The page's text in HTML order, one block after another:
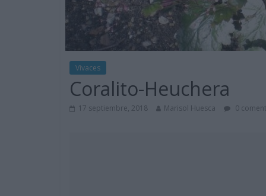
Vivaces
Coralito-Heuchera
17 septiembre, 2018 Marisol Huesca 0